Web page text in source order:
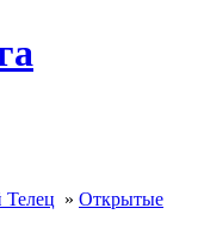
Телец » Открытые